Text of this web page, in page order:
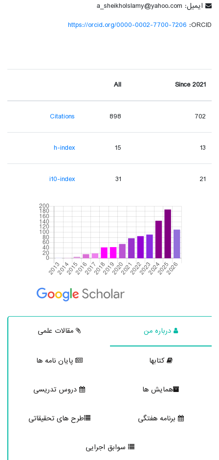
ایمیل: a_sheikholslamy@yahoo.com
ORCID:
https://orcid.org/0000-0002-7700-7206
All Since 2021
Citations 898 702
h-index 15 13
i10-index 31 21
درباره من مقالات علمی
کتابها پایان نامه ها
همایش ها دروس تدریسی
برنامه هفتگی طرح های تحقیقاتی
سوابق اجرایی